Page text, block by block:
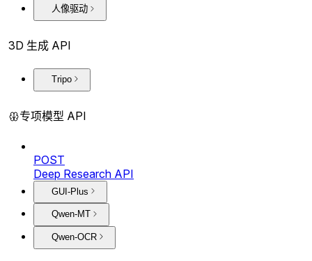
人像驱动
3D 生成 API
Tripo
专项模型 API
POST
Deep Research API
GUI-Plus
Qwen-MT
Qwen-OCR